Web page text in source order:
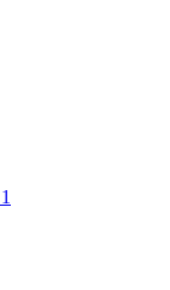
1